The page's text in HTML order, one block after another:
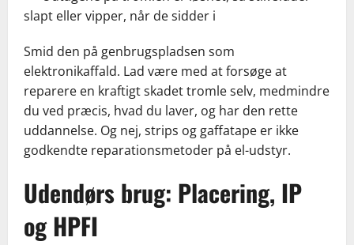
slapt eller vipper, når de sidder i
Smid den på genbrugspladsen som
elektronikaffald. Lad være med at forsøge at
reparere en kraftigt skadet tromle selv, medmindre
du ved præcis, hvad du laver, og har den rette
uddannelse. Og nej, strips og gaffatape er ikke
godkendte reparationsmetoder på el-udstyr.
Udendørs brug: Placering, IP
og HPFI